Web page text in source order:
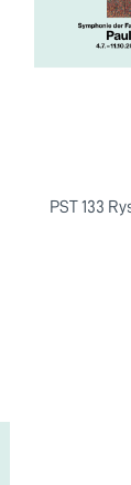
PST 133